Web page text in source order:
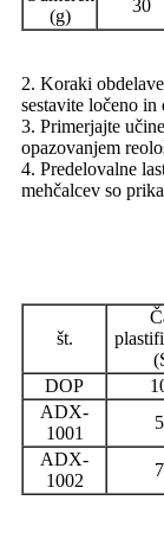
(g)
30
2. Koraki
sestavite ločeno in
3. Primerjajte
opazovanjem
4. Predelovalne
mehčalcev so
št.
DOP
ADX-
1001
ADX-
1002